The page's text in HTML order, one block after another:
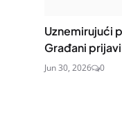
Uznemirujući
Građani
Jun 30, 2026 0